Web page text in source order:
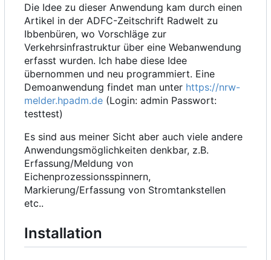
Die Idee zu dieser Anwendung kam durch einen
Artikel in der ADFC-Zeitschrift Radwelt zu
Ibbenbüren, wo Vorschläge zur
Verkehrsinfrastruktur über eine Webanwendung
erfasst wurden. Ich habe diese Idee
übernommen und neu programmiert. Eine
Demoanwendung findet man unter https://nrw-
melder.hpadm.de (Login: admin Passwort:
testtest)
Es sind aus meiner Sicht aber auch viele andere
Anwendungsmöglichkeiten denkbar, z.B.
Erfassung/Meldung von
Eichenprozessionsspinnern,
Markierung/Erfassung von Stromtankstellen
etc..
Installation